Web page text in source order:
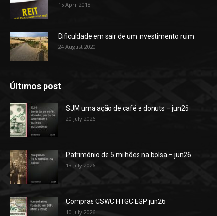
16 April 2018
Dificuldade em sair de um investimento ruim
24 August 2020
Últimos post
SJM uma ação de café e donuts – jun26
20 July 2026
Patrimônio de 5 milhões na bolsa – jun26
13 July 2026
Compras CSWC HTGC EGP jun26
10 July 2026